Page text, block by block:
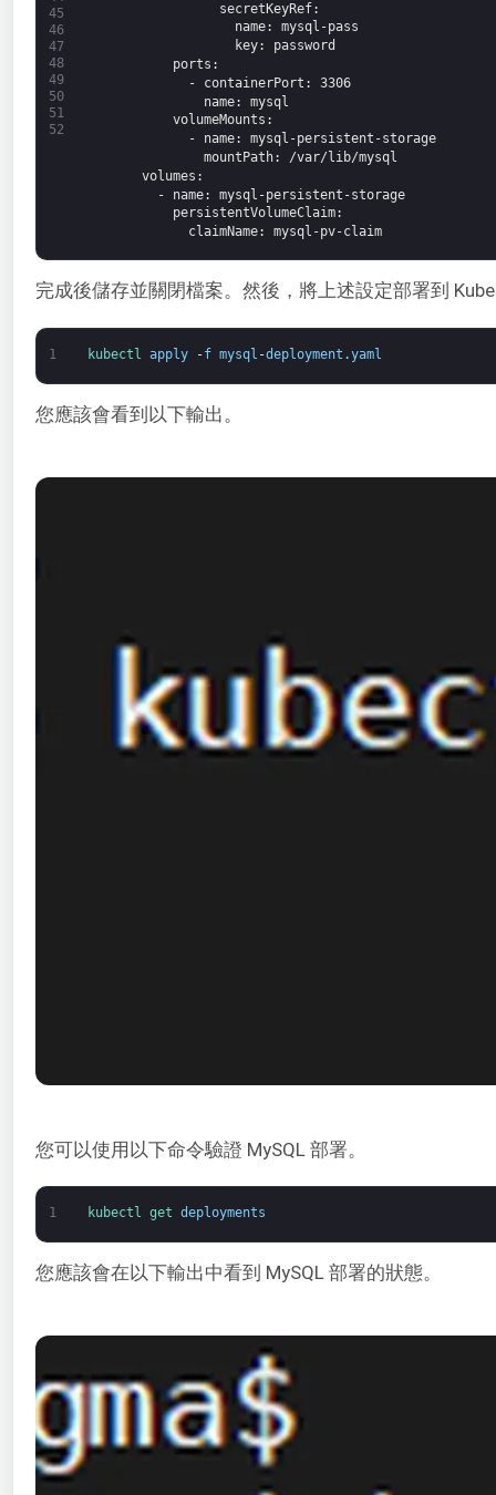
45
46
47
48
49
50
51
52
secretKeyRef:
name: mysql-pass
key: password
ports :
-
containerPort : 3306
name: mysql
volumeMounts :
-
name: mysql-persistent-storage
mountPath: /var/lib/mysql
volumes :
-
name: mysql-persistent-storage
persistentVolumeClaim:
claimName: mysql-pv-claim
完成後儲存並關閉檔案。然後，將上述設定部署到
1 kubectl apply -f mysql -deployment .yaml
您應該會看到以下輸出。
您可以使用以下命令驗證 MySQL 部署。
1 kubectl get deployments
您應該會在以下輸出中看到 MySQL 部署的狀態。